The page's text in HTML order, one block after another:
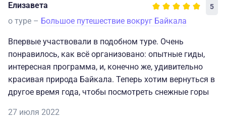
Елизавета 5
о туре – Большое путешествие вокруг Байкала
Впервые участвовали в подобном туре. Очень
понравилось, как всё организовано: опытные гиды,
интересная программа, и, конечно же, удивительно
красивая природа Байкала. Теперь хотим вернуться в
другое время года, чтобы посмотреть снежные горы
27 июля 2022